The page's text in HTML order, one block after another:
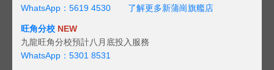
WhatsApp：5619 4530
了解更多新蒲崗旗艦店
旺角分校 NEW
九龍旺角分校預計八月底投入服務
WhatsApp：5301 8531